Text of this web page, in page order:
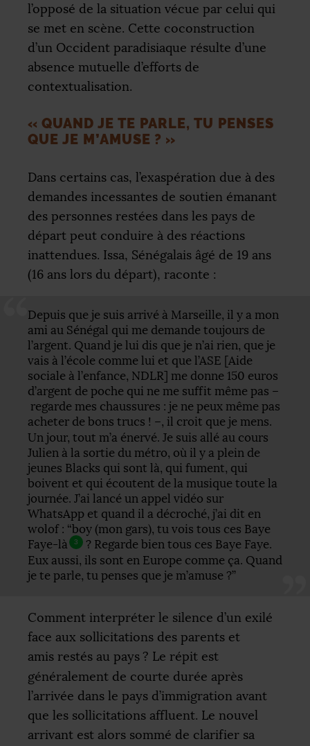
l’opposé de la situation vécue par celui qui
se met en scène. Cette coconstruction
d’un Occident paradisiaque résulte d’une
absence mutuelle d’efforts de
contextualisation.
« QUAND JE TE PARLE, TU PENSES
QUE JE M’AMUSE ? »
Dans certains cas, l’exaspération due à des
demandes incessantes de soutien émanant
des personnes restées dans les pays de
départ peut conduire à des réactions
inattendues. Issa, Sénégalais âgé de 19 ans
(16 ans lors du départ), raconte :
Depuis que je suis arrivé à Marseille, il y a mon
ami au Sénégal qui me demande toujours de
l’argent. Quand je lui dis que je n’ai rien, que je
vais à l’école comme lui et que l’ASE [Aide
sociale à l’enfance, NDLR] me donne 150 euros
d’argent de poche qui ne me suffit même pas –
regarde mes chaussures : je ne peux même pas
acheter de bons trucs ! –, il croit que je mens.
Un jour, tout m’a énervé. Je suis allé au cours
Julien à la sortie du métro, où il y a plein de
jeunes Blacks qui sont là, qui fument, qui
boivent et qui écoutent de la musique toute la
journée. J’ai lancé un appel vidéo sur
WhatsApp et quand il a décroché, j’ai dit en
wolof : “boy (mon gars), tu vois tous ces Baye
Faye-là
3
? Regarde bien tous ces Baye Faye.
Eux aussi, ils sont en Europe comme ça. Quand
je te parle, tu penses que je m’amuse ?”
Comment interpréter le silence d’un exilé
face aux sollicitations des parents et
amis restés au pays ? Le répit est
généralement de courte durée après
l’arrivée dans le pays d’immigration avant
que les sollicitations affluent. Le nouvel
arrivant est alors sommé de clarifier sa